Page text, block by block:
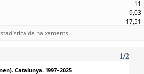
11
9,03
17,51
de naixements.